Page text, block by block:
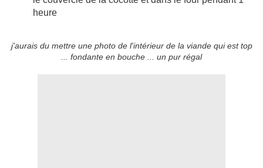
heure
j'aurais du mettre une photo de l'intérieur de la viande qui est top
... fondante en bouche ... un pur régal